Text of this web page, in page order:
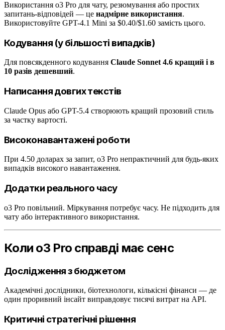
Використання o3 Pro для чату, резюмування або простих
запитань-відповідей — це надмірне використання.
Використовуйте GPT-4.1 Mini за $0.40/$1.60 замість цього.
Кодування (у більшості випадків)
Для повсякденного кодування Claude Sonnet 4.6 кращий і в
10 разів дешевший.
Написання довгих текстів
Claude Opus або GPT-5.4 створюють кращий прозовий стиль
за частку вартості.
Високонавантажені роботи
При 4.50 доларах за запит, o3 Pro непрактичний для будь-яких
випадків високого навантаження.
Додатки реального часу
o3 Pro повільний. Міркування потребує часу. Не підходить для
чату або інтерактивного використання.
Коли o3 Pro справді має сенс
Дослідження з бюджетом
Академічні дослідники, біотехнологи, кількісні фінанси — де
один проривний інсайт виправдовує тисячі витрат на API.
Критичні стратегічні рішення